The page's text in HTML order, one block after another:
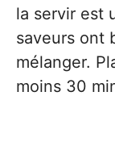
la servir est
saveurs ont
mélanger.
moins 30